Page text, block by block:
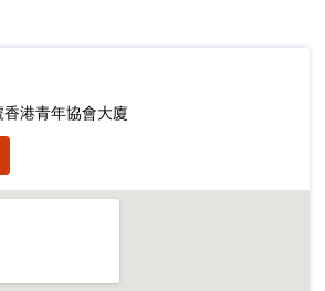
港青年協會大廈